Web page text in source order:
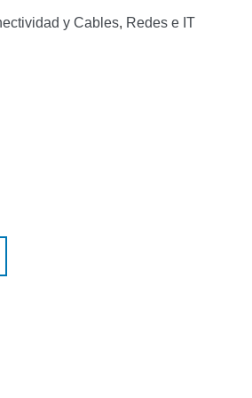
y Cables, Redes e IT